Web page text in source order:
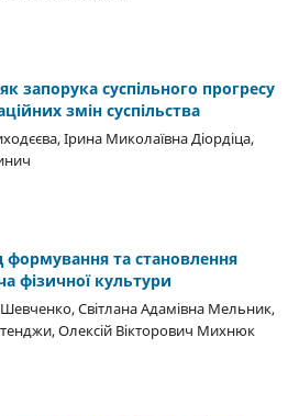
запорука суспільного прогресу
змін суспільства
Ірина Миколаївна Діордіца,
формування та становлення
фізичної культури
Світлана Адамівна Мельник,
Олексій Вікторович Михнюк